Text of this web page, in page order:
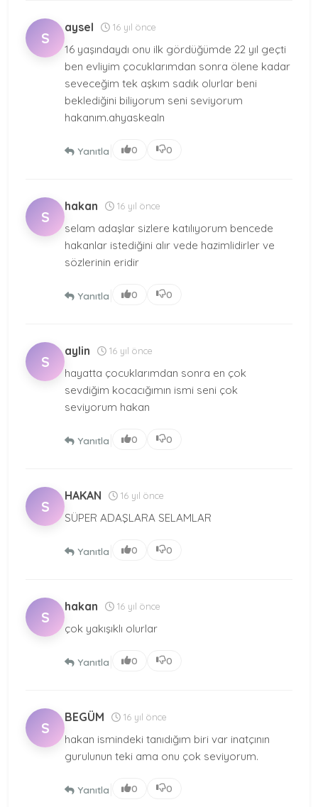
S
aysel 16 yıl önce
16 yaşındaydı onu ilk gördüğümde 22 yıl geçti
ben evliyim çocuklarımdan sonra ölene kadar
seveceğim tek aşkım sadık olurlar beni
beklediğini biliyorum seni seviyorum
hakanım.ahyaskealn
Yanıtla 0 0
S
hakan 16 yıl önce
selam adaşlar sizlere katılıyorum bencede
hakanlar istediğini alır vede hazimlidirler ve
sözlerinin eridir
Yanıtla 0 0
S
aylin 16 yıl önce
hayatta çocuklarımdan sonra en çok
sevdiğim kocacığımın ismi seni çok
seviyorum hakan
Yanıtla 0 0
S
HAKAN 16 yıl önce
SÜPER ADAŞLARA SELAMLAR
Yanıtla 0 0
S
hakan 16 yıl önce
çok yakışıklı olurlar
Yanıtla 0 0
S
BEGÜM 16 yıl önce
hakan ismindeki tanıdığım biri var inatçının
gurulunun teki ama onu çok seviyorum.
Yanıtla 0 0